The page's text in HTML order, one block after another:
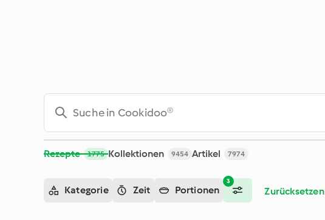
Rezepte 1775 Kollektionen 9454 Artikel 7974
3
Kategorie Zeit Portionen Zurücksetzen